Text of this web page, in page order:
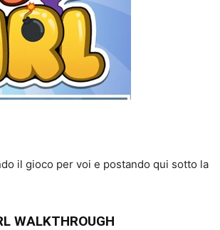
il gioco per voi e postando qui sotto la
WALKTHROUGH